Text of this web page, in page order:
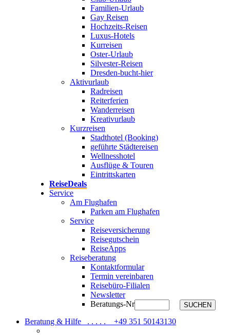
Familien-Urlaub
Gay Reisen
Hochzeits-Reisen
Luxus-Hotels
Kurreisen
Oster-Urlaub
Silvester-Reisen
Dresden-bucht-hier
Aktivurlaub
Radreisen
Reiterferien
Wanderreisen
Kreativurlaub
Kurzreisen
Stadthotel (Booking)
geführte Städtereisen
Wellnesshotel
Ausflüge & Touren
Eintrittskarten
ReiseDeals
Service
Am Flughafen
Parken am Flughafen
Service
Reiseversicherung
Reisegutschein
ReiseApps
Reiseberatung
Kontaktformular
Termin vereinbaren
Reisebüro-Filialen
Newsletter
Beratungs-Nr
SUCHEN
Beratung & Hilfe . . . . . +49 351 50143130